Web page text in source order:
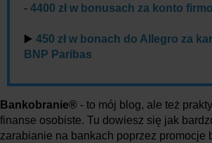
- 4400 zł w bonusach za konto
▶️ 450 zł w bonach do Allegro za
BNP Paribas
Bankobranie® - to mój blog, ale też
finanse osobiste. Tu dowiesz się jak
zarabianie na bankach poprzez promocje